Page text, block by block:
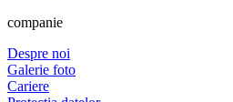
companie
Despre noi
Galerie foto
Cariere